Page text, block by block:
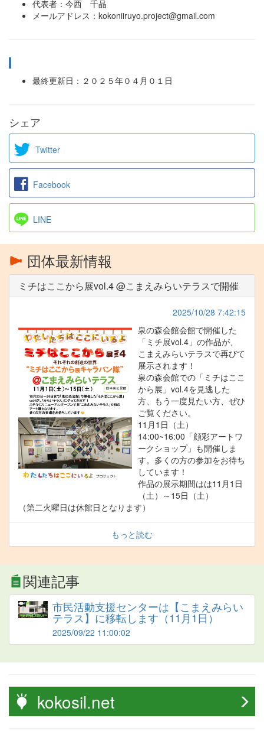
代表者：今西 千晶
メールアドレス：kokoniiruyo.project@gmail.com
最終更新日：２０２５年０４月０１日
シェア
Twitter
Facebook
LINE
団体最新情報
ミチはここから展vol.4 @こまえみらいテラスで開催
2025/10/28 7:42:15
泉の森会館会館で開催した
「ミチ展vol.4」の作品が、
こまえみらいテラスで再びて
展示されます！
泉の森会館での「ミチはここ
から展」vol.4を見逃した
方、もう一度見たい方、ぜひ
ご覧ください。
11月1日（土）
14:00~16:00「顔彩アートワ
ークショップ」も開催しま
す。多くの方の参加をお待ち
しています！
作品の展示期間はは11月1日
（土）～15日（土）
（第二火曜日は休館日となります）
もっと読む
関連記事
市民活動支援センターは【こまえみらい
テラス】に移転します（11月1日）
2025/09/22 11:00:02
kokosil.net